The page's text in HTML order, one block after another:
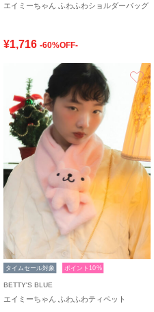
エイミーちゃん ふわふわショルダーバッグ
¥1,716 -60%OFF-
タイムセール対象 ポイント10%
BETTY'S BLUE
エイミーちゃん ふわふわティペット